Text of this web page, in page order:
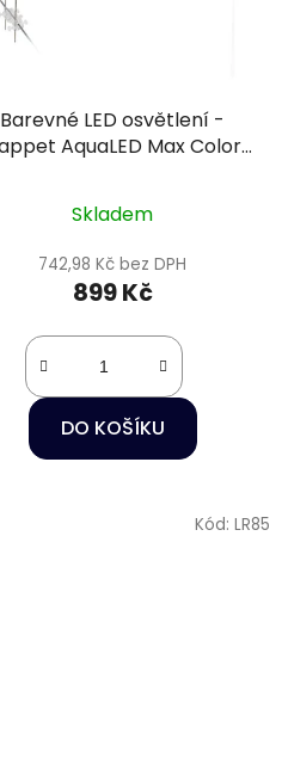
Barevné LED osvětlení -
AquaLED Max Color
Skladem
742,98 Kč bez DPH
899 Kč
DO KOŠÍKU
Kód: LR85